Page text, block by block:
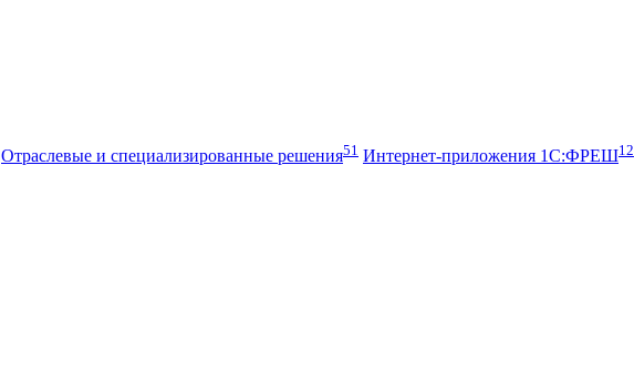
Отраслевые и специализированные решения51 Интернет-приложения 1С:ФРЕШ12